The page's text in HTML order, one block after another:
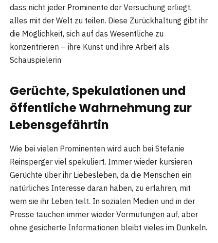
dass nicht jeder Prominente der Versuchung erliegt,
alles mit der Welt zu teilen. Diese Zurückhaltung gibt ihr
die Möglichkeit, sich auf das Wesentliche zu
konzentrieren – ihre Kunst und ihre Arbeit als
Schauspielerin
Gerüchte, Spekulationen und
öffentliche Wahrnehmung zur
Lebensgefährtin
Wie bei vielen Prominenten wird auch bei Stefanie
Reinsperger viel spekuliert. Immer wieder kursieren
Gerüchte über ihr Liebesleben, da die Menschen ein
natürliches Interesse daran haben, zu erfahren, mit
wem sie ihr Leben teilt. In sozialen Medien und in der
Presse tauchen immer wieder Vermutungen auf, aber
ohne gesicherte Informationen bleibt vieles im Dunkeln.